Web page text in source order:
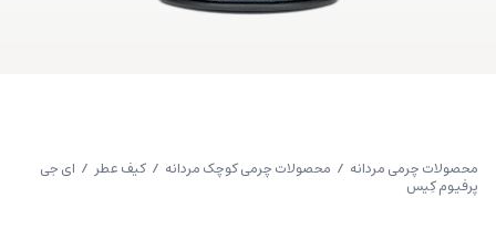
محصولات چرمی مردانه / محصولات چرمی کوچک مردانه / کیف عطر / ای جی
پرفیوم کِیس